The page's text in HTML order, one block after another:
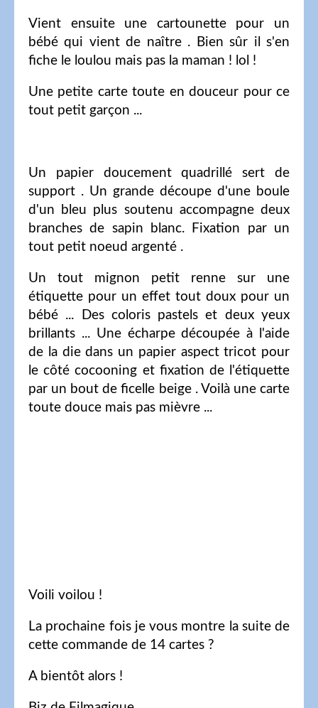
Vient ensuite une cartounette pour un
bébé qui vient de naître . Bien sûr il s'en
fiche le loulou mais pas la maman ! lol !
Une petite carte toute en douceur pour ce
tout petit garçon ...
Un papier doucement quadrillé sert de
support . Un grande découpe d'une boule
d'un bleu plus soutenu accompagne deux
branches de sapin blanc. Fixation par un
tout petit noeud argenté .
Un tout mignon petit renne sur une
étiquette pour un effet tout doux pour un
bébé ... Des coloris pastels et deux yeux
brillants ... Une écharpe découpée à l'aide
de la die dans un papier aspect tricot pour
le côté cocooning et fixation de l'étiquette
par un bout de ficelle beige . Voilà une carte
toute douce mais pas mièvre ...
Voili voilou !
La prochaine fois je vous montre la suite de
cette commande de 14 cartes ?
A bientôt alors !